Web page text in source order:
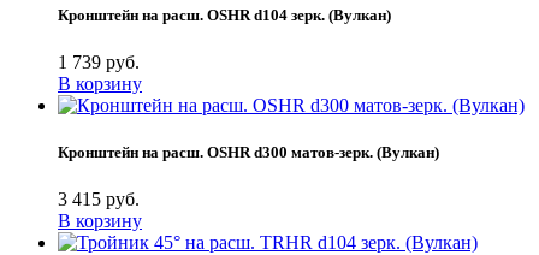
Кронштейн на расш. OSHR d104 зерк. (Вулкан)
1 739 руб.
В корзину
Кронштейн на расш. OSHR d300 матов-зерк. (Вулкан)
3 415 руб.
В корзину